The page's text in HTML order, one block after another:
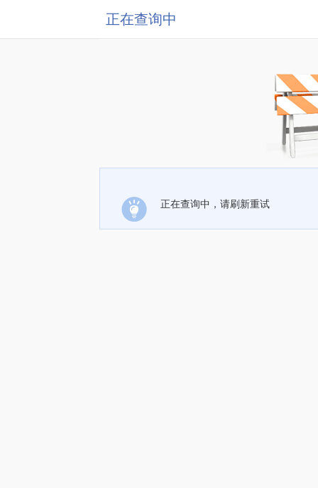
正在查询中
正在查询中，请刷新重试